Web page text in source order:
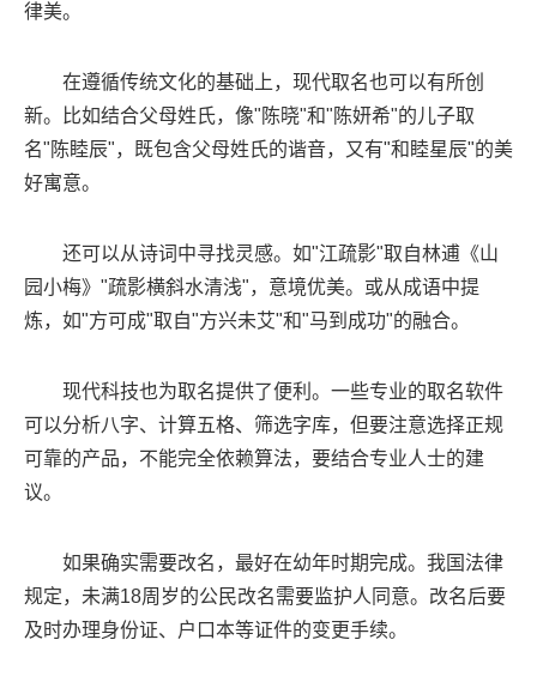
律美。
在遵循传统文化的基础上，现代取名也可以有所创
新。比如结合父母姓氏，像"陈晓"和"陈妍希"的儿子取
名"陈睦辰"，既包含父母姓氏的谐音，又有"和睦星辰"的美
好寓意。
还可以从诗词中寻找灵感。如"江疏影"取自林逋《山
园小梅》"疏影横斜水清浅"，意境优美。或从成语中提
炼，如"方可成"取自"方兴未艾"和"马到成功"的融合。
现代科技也为取名提供了便利。一些专业的取名软件
可以分析八字、计算五格、筛选字库，但要注意选择正规
可靠的产品，不能完全依赖算法，要结合专业人士的建
议。
如果确实需要改名，最好在幼年时期完成。我国法律
规定，未满18周岁的公民改名需要监护人同意。改名后要
及时办理身份证、户口本等证件的变更手续。